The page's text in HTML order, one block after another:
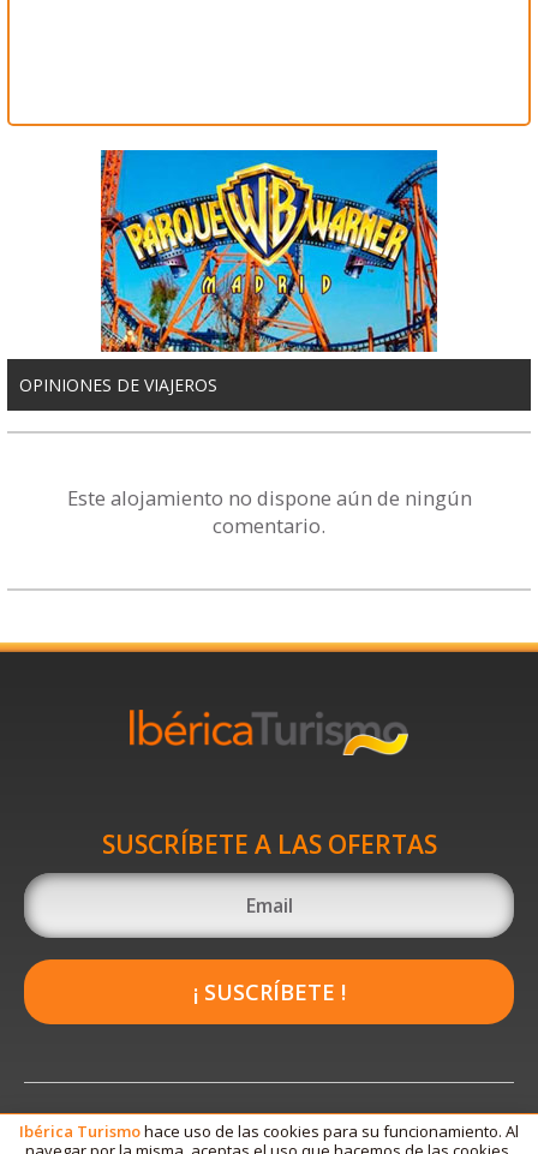
OPINIONES DE VIAJEROS
Este alojamiento no dispone aún de ningún
comentario.
SUSCRÍBETE A LAS OFERTAS
¡ SUSCRÍBETE !
Ibérica Turismohace uso de las cookies para su funcionamiento. Al